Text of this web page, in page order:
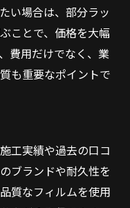
い場合は、部分ラッ
ことで、価格を大幅
費用だけでなく、業
も重要なポイントで
工実績や過去の口コ
ブランドや耐久性を
質なフィルムを使用